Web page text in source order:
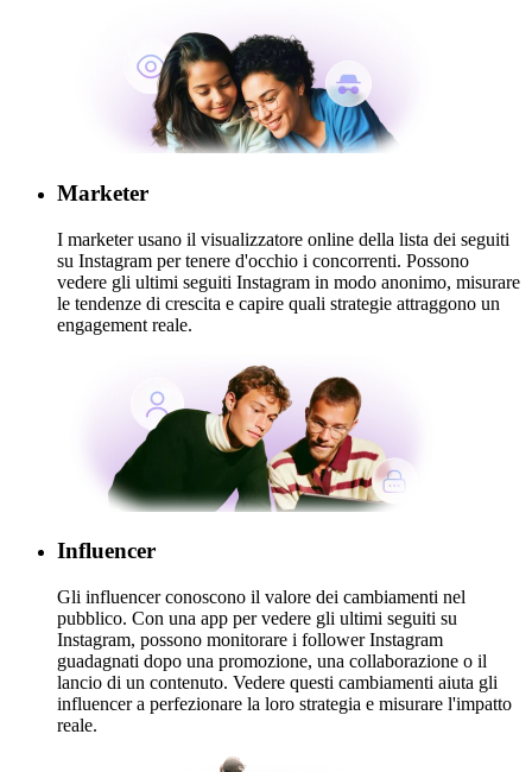
Marketer
I marketer usano il visualizzatore online della lista dei seguiti
su Instagram per tenere d'occhio i concorrenti. Possono
vedere gli ultimi seguiti Instagram in modo anonimo, misurare
le tendenze di crescita e capire quali strategie attraggono un
engagement reale.
Influencer
Gli influencer conoscono il valore dei cambiamenti nel
pubblico. Con una app per vedere gli ultimi seguiti su
Instagram, possono monitorare i follower Instagram
guadagnati dopo una promozione, una collaborazione o il
lancio di un contenuto. Vedere questi cambiamenti aiuta gli
influencer a perfezionare la loro strategia e misurare l'impatto
reale.